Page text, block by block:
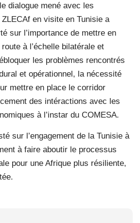
dialogue mené avec les
en visite en Tunisie a
sur l’importance de mettre en
à l’échelle bilatérale et
les problèmes rencontrés
et opérationnel, la nécessité
mettre en place le corridor
des intéractions avec les
à l’instar du COMESA.
sur l’engagement de la Tunisie à
à faire aboutir le processus
pour une Afrique plus résiliente,